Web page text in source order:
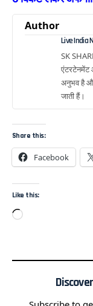
Author
Live India
SK
एंटरटेनमेंट
अनुभव है
जाती हैं।
Share this:
Facebook
Like this: